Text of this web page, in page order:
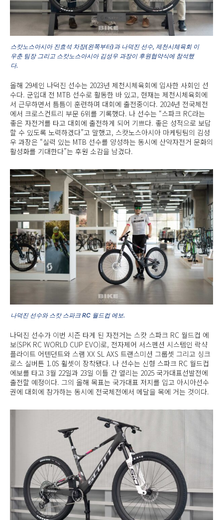
스캇노스아시아 진효석 차장(왼쪽부터)과 나덕진 선수, 제천시체육회 이
우춘 팀장 그리고 스캇노스아시아 김성우 과장이 후원협약식에 참석했
다.
올해 29세인 나덕진 선수는 2023년 제천시체육회에 입사한 사회인 선
수다. 군입대 전 MTB 선수로 활동한 바 있고, 현재는 제천시체육회에
서 근무하면서 틈틈이 훈련하며 대회에 출전중이다. 2024년 전국체전
에서 크로스컨트리 부문 6위를 기록했다. 나 선수는 “스파크 RC라는
좋은 자전거를 타고 대회에 출전하게 되어 기쁘다. 좋은 성적으로 보답
할 수 있도록 노력하겠다”고 말했고, 스캇노스아시아 마케팅팀의 김성
우 과장은 “실력 있는 MTB 선수를 양성하는 동시에 산악자전거 문화의
활성화를 기대한다”는 후원 소감을 남겼다.
나덕진 선수와 스캇 스파크 RC 월드컵 에보.
나덕진 선수가 이번 시즌 타게 된 자전거는 스캇 스파크 RC 월드컵 에
보(SPK RC WORLD CUP EVO)로, 전자제어 서스펜션 시스템인 락샥
플라이트 어텐던트와 스램 XX SL AXS 트랜스미션 그룹셋 그리고 싱크
로스 실버튼 1.0S 휠셋이 장착됐다. 나 선수는 신형 스파크 RC 월드컵
에보를 타고 3월 22일과 23일 이틀 간 열리는 2025 국가대표선발전에
출전할 예정이다. 그의 올해 목표는 국가대표 저지를 입고 아시아선수
권에 대회에 참가하는 동시에 전국체전에서 메달을 목에 거는 것이다.